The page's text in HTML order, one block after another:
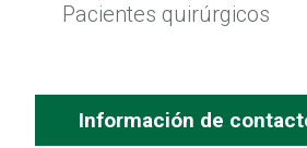
Pacientes quirúrgicos
Información de